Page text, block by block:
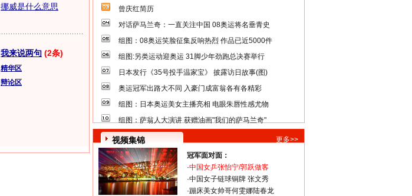
挪威是什么意思
我来说两句 (2条)
精华区
辩论区
曾庆红简历
对话萨马兰奇：一直关注中国 08奥运将名垂青史
组图：08奥运笑脸征集反响热烈 作品已近5000件
组图:另类运动迎奥运 31脚少年劲跑总决赛举行
日本发行《35号投手温家宝》 披露访日故事(图)
奥运冠军出路大不同 入豪门成富翁各有各精彩
组图：日本奥运美女主播亮相 电眼朱唇性感尤物
组图：萨翁人大演讲 获赠油画"我们的萨马兰奇"
视频集锦 更多>>
冠军面对面：
·中国女乒张怡宁/郭跃做客
·中国女子链球铜牌 张文秀
·蹦床美女帅哥何雯娜陆春龙